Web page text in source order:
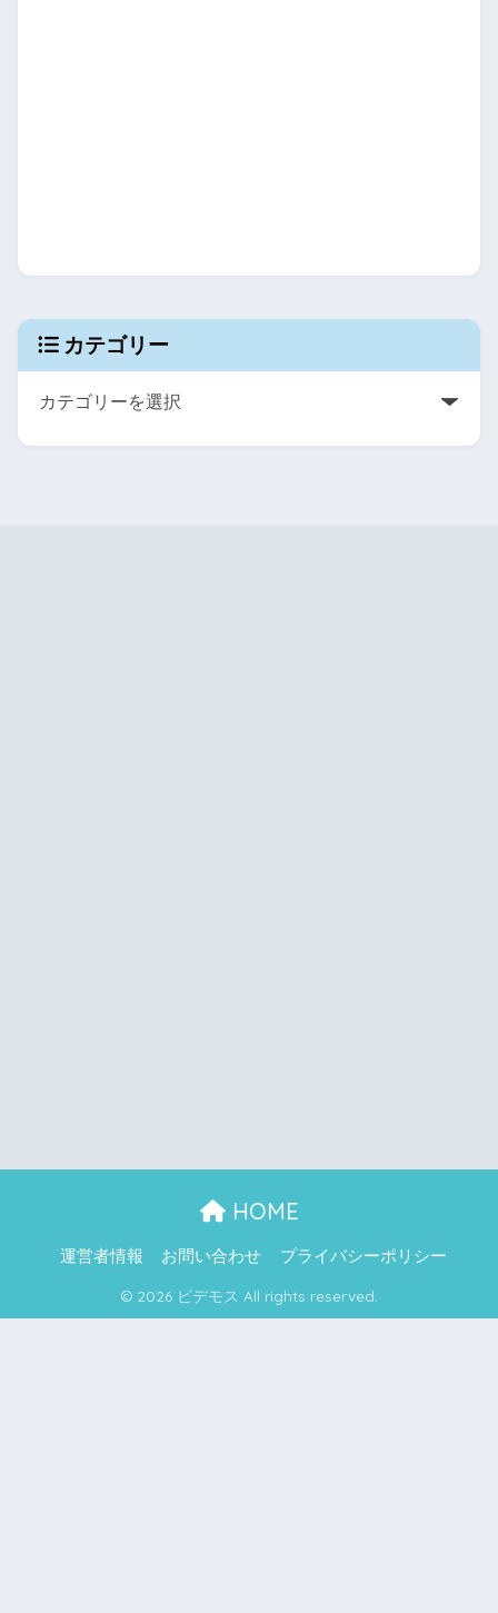
カテゴリー
HOME
運営者情報 お問い合わせ プライバシーポリシー
© 2026 ビデモス All rights reserved.